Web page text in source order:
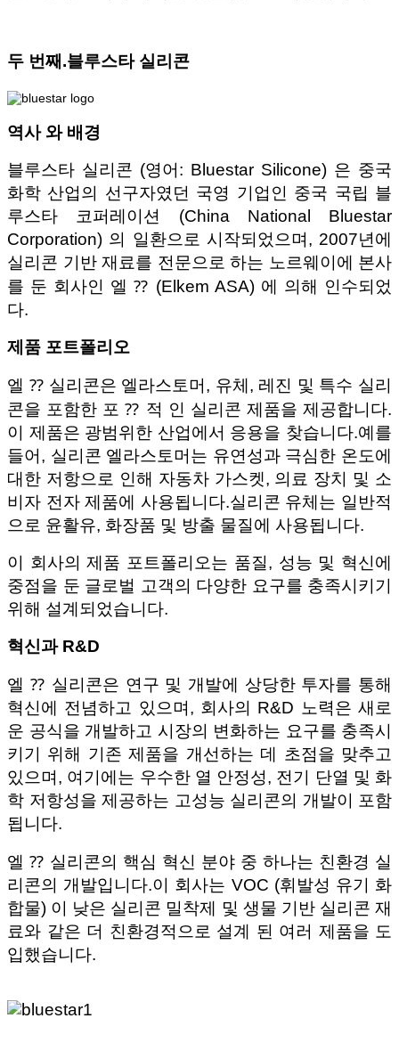
두 번째.블루스타 실리콘
역사 와 배경
블루스타 실리콘 (영어: Bluestar Silicone) 은 중국
화학 산업의 선구자였던 국영 기업인 중국 국립 블
루스타 코퍼레이션 (China National Bluestar
Corporation) 의 일환으로 시작되었으며, 2007년에
실리콘 기반 재료를 전문으로 하는 노르웨이에 본사
를 둔 회사인 엘 ⁇ (Elkem ASA) 에 의해 인수되었
다.
제품 포트폴리오
엘 ⁇ 실리콘은 엘라스토머, 유체, 레진 및 특수 실리
콘을 포함한 포 ⁇ 적 인 실리콘 제품을 제공합니다.
이 제품은 광범위한 산업에서 응용을 찾습니다.예를
들어, 실리콘 엘라스토머는 유연성과 극심한 온도에
대한 저항으로 인해 자동차 가스켓, 의료 장치 및 소
비자 전자 제품에 사용됩니다.실리콘 유체는 일반적
으로 윤활유, 화장품 및 방출 물질에 사용됩니다.
이 회사의 제품 포트폴리오는 품질, 성능 및 혁신에
중점을 둔 글로벌 고객의 다양한 요구를 충족시키기
위해 설계되었습니다.
혁신과 R&D
엘 ⁇ 실리콘은 연구 및 개발에 상당한 투자를 통해
혁신에 전념하고 있으며, 회사의 R&D 노력은 새로
운 공식을 개발하고 시장의 변화하는 요구를 충족시
키기 위해 기존 제품을 개선하는 데 초점을 맞추고
있으며, 여기에는 우수한 열 안정성, 전기 단열 및 화
학 저항성을 제공하는 고성능 실리콘의 개발이 포함
됩니다.
엘 ⁇ 실리콘의 핵심 혁신 분야 중 하나는 친환경 실
리콘의 개발입니다.이 회사는 VOC (휘발성 유기 화
합물) 이 낮은 실리콘 밀착제 및 생물 기반 실리콘 재
료와 같은 더 친환경적으로 설계 된 여러 제품을 도
입했습니다.